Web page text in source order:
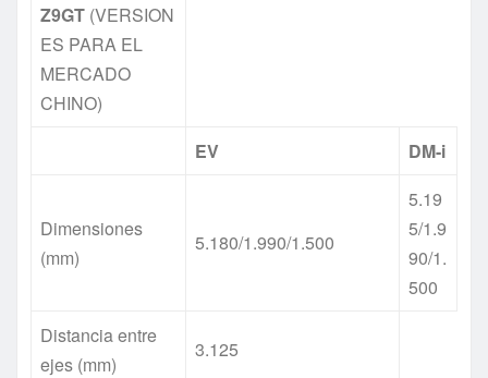
Z9GT (VERSION
ES PARA EL
MERCADO
CHINO)
EV
DM-i
Dimensiones
(mm)
5.180/1.990/1.500
5.19
5/1.9
90/1.
500
Distancia entre
ejes (mm)
3.125